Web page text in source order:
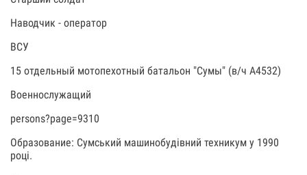
Наводчик - оператор
ВСУ
15 отдельный мотопехотный батальон "Сумы" (в/ч А4532)
Военнослужащий
persons?page=9310
Образование: Сумський машинобудівний техникум у 1990
році.